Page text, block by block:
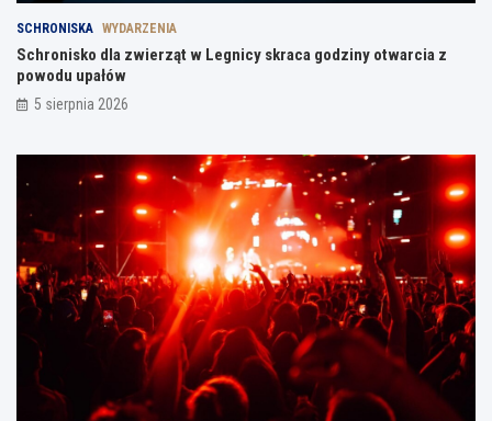
SCHRONISKA WYDARZENIA
Schronisko dla zwierząt w Legnicy skraca godziny otwarcia z
powodu upałów
5 sierpnia 2026